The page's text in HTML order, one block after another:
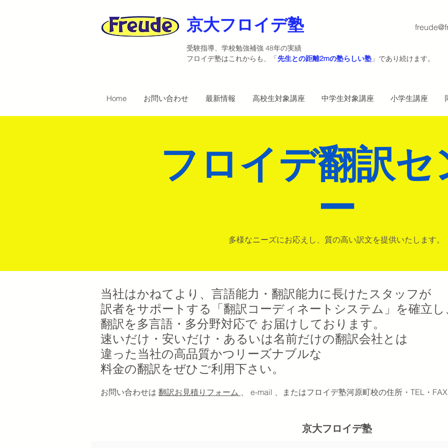
京大フロイデ塾
受験指導、学校勉強補強 48年の実績
​フロイデ塾はこれからも、「先生との距離2mの塾らしい塾 」であり続けます。
Home お問い合わせ 最新情報 高校生対象講座 中学生対象講座 小学生講座
フロイデ翻訳セ
ー
​多様なニーズにお応えし、質の高い訳文を提供いたします。
当社はかねてより、言語能力・翻訳能力に長けたスタッフが
訳者をサポートする「翻訳コーディネートシステム」を確立し
翻訳を多言語・多分野対応で お届けしております。
速いだけ・安いだけ・あるいは名前だけの翻訳会社とは
違った当社の高品質かつリーズナブルな
料金の翻訳をぜひご利用下さい。
お問い合わせは 翻訳お見積り フォーム 、 e-mail 、またはフロイデ塾河原町校の住所・TEL・FAX
京大フロイデ塾